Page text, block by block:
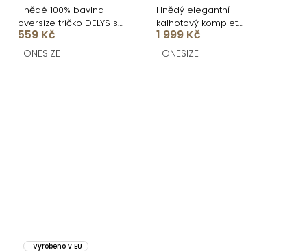
Hnědé 100% bavlna
oversize tričko DELYS s
krátkým rukávem
559 Kč
ONESIZE
Hnědý elegantní
kalhotový komplet
URWALE
1 999 Kč
ONESIZE
Vyrobeno v EU